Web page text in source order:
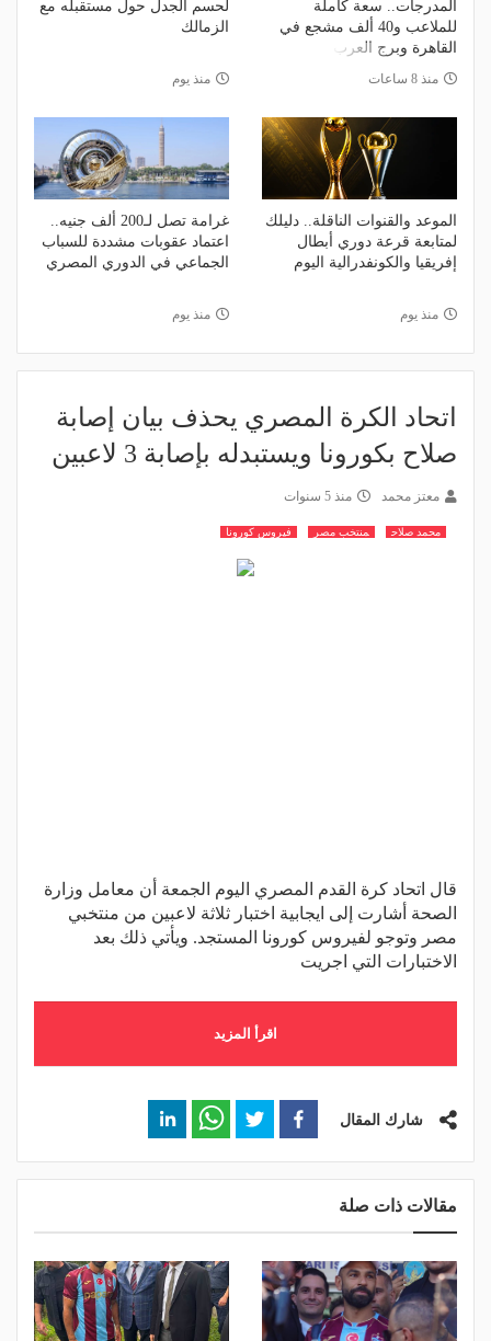
المدرجات.. سعة كاملة
للملاعب و40 ألف مشجع في
القاهرة وبرج العرب
منذ 8 ساعات
لحسم الجدل حول مستقبله مع
الزمالك
منذ يوم
الموعد والقنوات الناقلة.. دليلك
لمتابعة قرعة دوري أبطال
إفريقيا والكونفدرالية اليوم
منذ يوم
غرامة تصل لـ200 ألف جنيه..
اعتماد عقوبات مشددة للسباب
الجماعي في الدوري المصري
منذ يوم
اتحاد الكرة المصري يحذف بيان إصابة
صلاح بكورونا ويستبدله بإصابة 3 لاعبين
معتز محمد منذ 5 سنوات
محمد صلاح منتخب مصر فيروس كورونا
قال اتحاد كرة القدم المصري اليوم الجمعة أن معامل وزارة
الصحة أشارت إلى ايجابية اختبار ثلاثة لاعبين من منتخبي
مصر وتوجو لفيروس كورونا المستجد. ويأتي ذلك بعد
الاختبارات التي اجريت
اقرأ المزيد
شارك المقال
مقالات ذات صلة